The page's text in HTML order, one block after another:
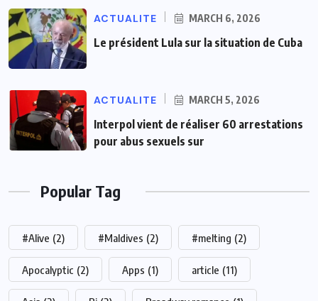
ACTUALITE MARCH 6, 2026
Le président Lula sur la situation de Cuba
ACTUALITE MARCH 5, 2026
Interpol vient de réaliser 60 arrestations
pour abus sexuels sur
Popular Tag
#Alive (2) #Maldives (2) #melting (2)
Apocalyptic (2) Apps (1) article (11)